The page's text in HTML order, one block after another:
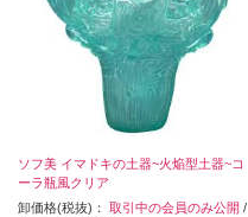
ソフ美 イマドキの土器~火焔型土器~コ
ーラ瓶風クリア
卸価格(税抜)： 取引中の会員のみ公開 /